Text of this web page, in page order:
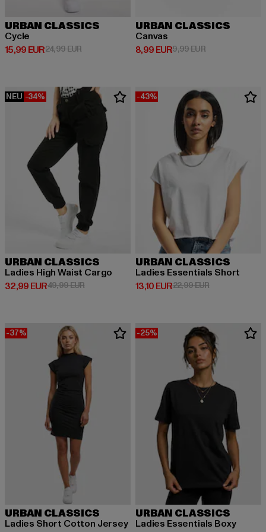
URBAN CLASSICS
Cycle
15,99 EUR
Derzeitiger Preis: 15,99 EUR
24,99 EURAktionspreis: 24,99 EUR
URBAN CLASSICS
Canvas
8,99 EUR
Derzeitiger Preis: 8,99 EUR
9,99 EURAktionspreis:
NEU -34%
URBAN CLASSICS
Ladies High Waist Cargo
32,99 EUR
Derzeitiger Preis: 32,99 EUR
49,99 EURAktionspreis: 49,99 EUR
-43%
URBAN CLASSICS
Ladies Essentials Short
13,10 EUR
Derzeitiger Preis: 13,10 EUR
22,99 EURAktionspreis:
-37%
URBAN CLASSICS
Ladies Short Cotton Jersey
-25%
URBAN CLASSICS
Ladies Essentials Boxy